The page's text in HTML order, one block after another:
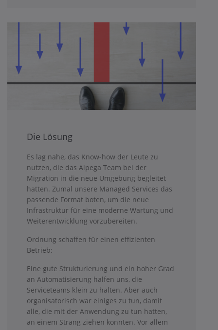
Die Lösung
Es lag nahe, das Know-how der Leute zu
nutzen, die das Alpega Team bei der
Migration in die neue Umgebung begleitet
hatten. Zumal unsere Managed Services das
passende Format boten, um die neue
Infrastruktur für eine moderne Wartung und
Weiterentwicklung vorzubereiten.
Ordnung schaffen für einen effizienten
Betrieb:
Eine gute Strukturierung und ein hoher Grad
an Automatisierung halfen uns, die
Serviceteams klein zu halten. Aber auch
organisatorisch war einiges zu tun, damit
alle, die mit der Anwendung zu tun hatten,
an einem Strang ziehen konnten. Vor allem